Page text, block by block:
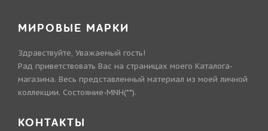
МИРОВЫЕ МАРКИ
Здравствуйте, Уважаемый гость!
Рад приветствовать Вас на страницах моего Каталога-
магазина. Весь представленный материал из моей личной
коллекции. Состояние-MNH(**).
КОНТАКТЫ